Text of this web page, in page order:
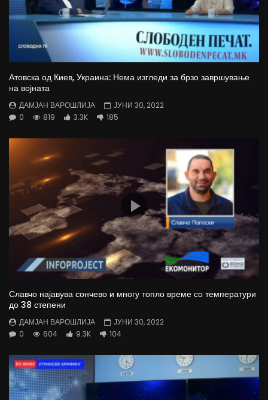
Атовска од Киев, Украина: Нема изгледи за брзо завршување
на војната
ДАМЈАН ВАРОШЛИЈА
ЈУНИ 30, 2022
0
819 3.3K 185
Славчо најавува сончево и многу топло време со температури
до 38 степени
ДАМЈАН ВАРОШЛИЈА
ЈУНИ 30, 2022
0
604 9.3K 104